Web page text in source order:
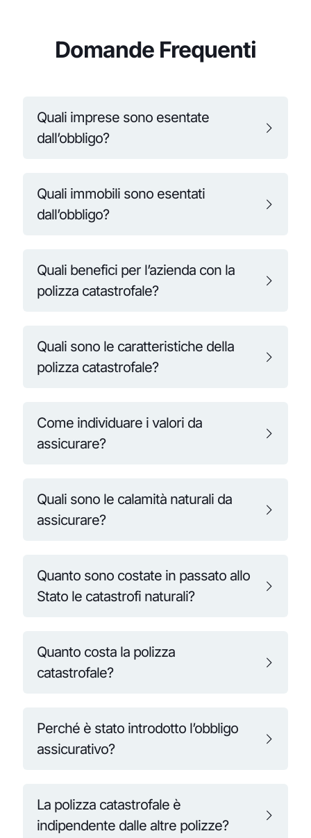
Domande Frequenti
Quali imprese sono esentate
dall’obbligo?
Quali immobili sono esentati
dall’obbligo?
Quali benefici per l’azienda con la
polizza catastrofale?
Quali sono le caratteristiche della
polizza catastrofale?
Come individuare i valori da
assicurare?
Quali sono le calamità naturali da
assicurare?
Quanto sono costate in passato allo
Stato le catastrofi naturali?
Quanto costa la polizza
catastrofale?
Perché è stato introdotto l’obbligo
assicurativo?
La polizza catastrofale è
indipendente dalle altre polizze?